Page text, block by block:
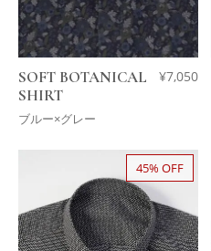
SOFT BOTANICAL
SHIRT
ブルー×グレー
¥7,050
45% OFF